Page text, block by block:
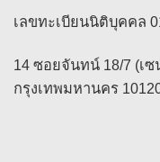
เลขทะเบียนนิติบุคคล
14 ซอยจันทน์ 18/7 (เ
กรุงเทพมหานคร